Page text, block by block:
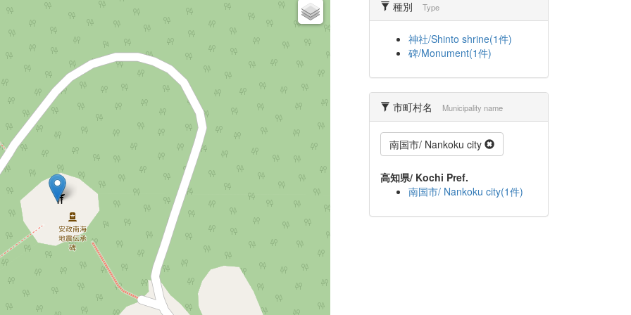
種別 Type
神社/Shinto shrine(1件)
碑/Monument(1件)
市町村名 Municipality name
南国市/ Nankoku city
高知県/ Kochi Pref.
南国市/ Nankoku city(1件)